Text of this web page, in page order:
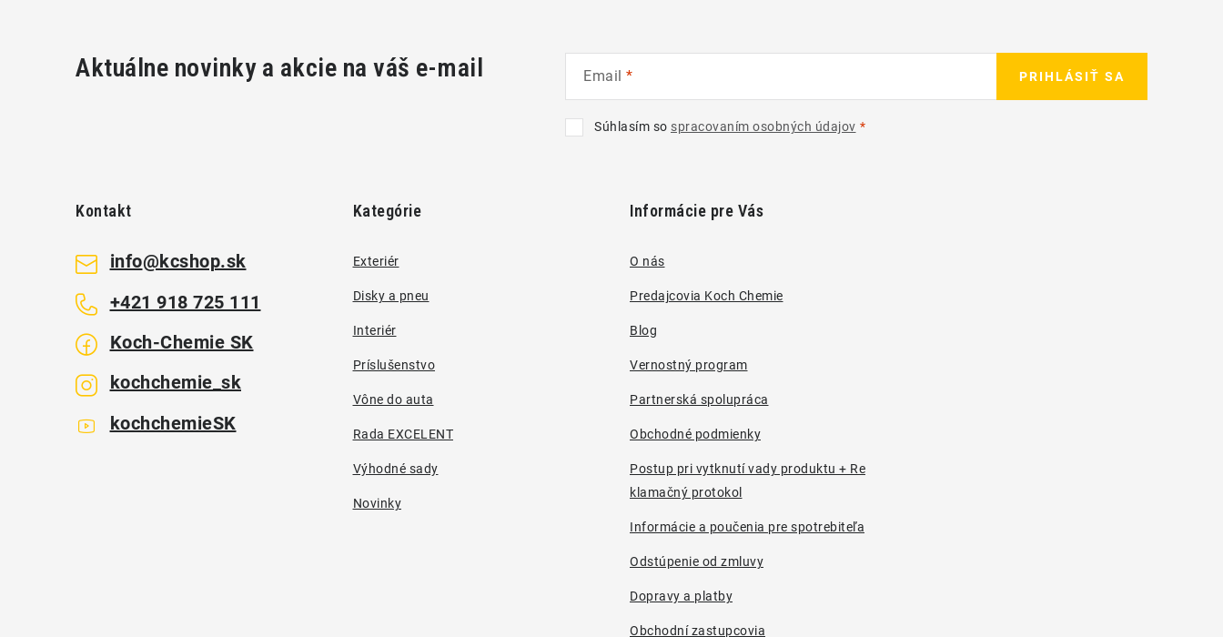
Aktuálne novinky a akcie na váš e-mail Email
Súhlasím so spracovaním osobných údajov
PRIHLÁSIŤ SA
Kontakt
info@ kcshop.sk
+421 918 725 111
Koch-Chemie SK
kochchemie_sk
kochchemieSK
Kategórie
Exteriér
Disky a pneu
Interiér
Príslušenstvo
Vône do auta
Rada EXCELENT
Výhodné sady
Novinky
Informácie pre Vás
O nás
Predajcovia Koch Chemie
Blog
Vernostný program
Partnerská spolupráca
Obchodné podmienky
Postup pri vytknutí vady produktu + Re
klamačný protokol
Informácie a poučenia pre spotrebiteľa
Odstúpenie od zmluvy
Dopravy a platby
Obchodní zastupcovia